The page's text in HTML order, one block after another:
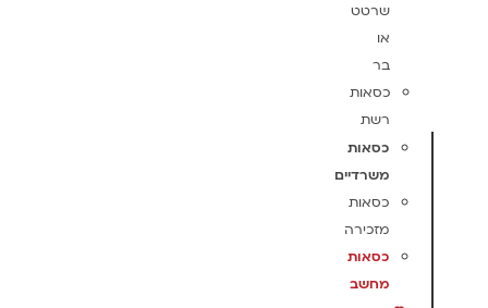
שרטט
או
בר
כסאות
רשת
כסאות
משרדיים
כסאות
מזכירה
כסאות
מחשב